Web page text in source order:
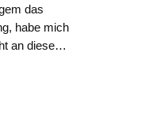
das
habe mich
an diese…